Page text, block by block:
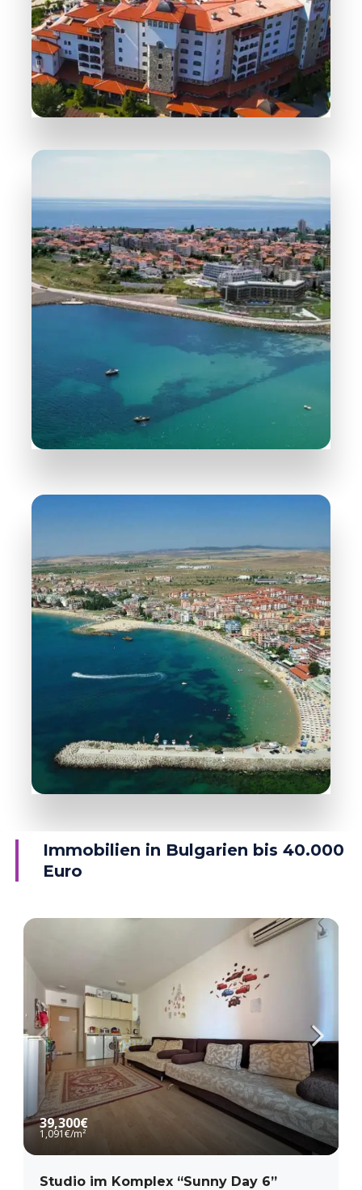
DETAILS
Sonnenstrand
DETAILS
Ravda
DETAILS
Immobilien in Bulgarien bis 40.000
Euro
39,300€
1,091€/m²
Studio im Komplex “Sunny Day 6”